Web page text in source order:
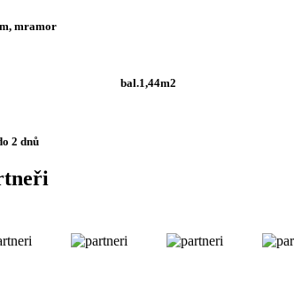
mramor
s DPH bal.1,44m2
2 dnů